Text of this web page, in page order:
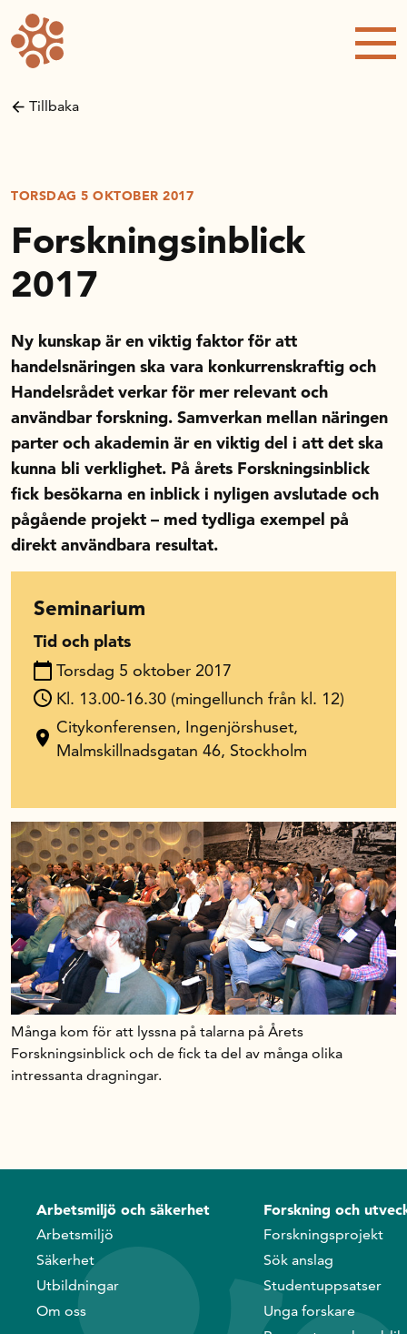
Forskning och utveckling
Kompetens och omställning
Kalender
Handelsfakta.se
In English
Tillbaka
TORSDAG 5 OKTOBER 2017
Forskningsinblick
2017
Ny kunskap är en viktig faktor för att
handelsnäringen ska vara konkurrenskraftig och
Handelsrådet verkar för mer relevant och
användbar forskning. Samverkan mellan näringen
parter och akademin är en viktig del i att det ska
kunna bli verklighet. På årets Forskningsinblick
fick besökarna en inblick i nyligen avslutade och
pågående projekt – med tydliga exempel på
direkt användbara resultat.
Seminarium
Tid och plats
Torsdag 5 oktober 2017
Kl. 13.00-16.30 (mingellunch från kl. 12)
Citykonferensen, Ingenjörshuset,
Malmskillnadsgatan 46, Stockholm
Många kom för att lyssna på talarna på Årets
Forskningsinblick och de fick ta del av många olika
intressanta dragningar.
Arbetsmiljö och säkerhet
Arbetsmiljö
Säkerhet
Utbildningar
Om oss
Forskning och
Forskningsprojekt
Sök anslag
Studentuppsatser
Unga forskare